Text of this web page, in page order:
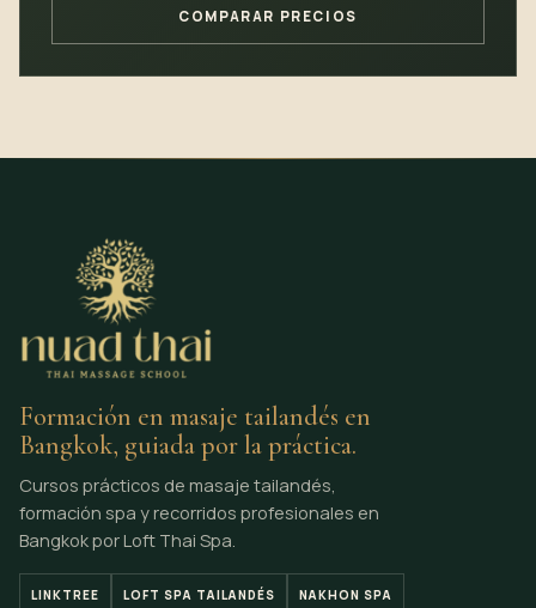
COMPARAR PRECIOS
Formación en masaje tailandés en
Bangkok, guiada por la práctica.
Cursos prácticos de masaje tailandés,
formación spa y recorridos profesionales en
Bangkok por Loft Thai Spa.
LINKTREE LOFT SPA TAILANDÉS NAKHON SPA